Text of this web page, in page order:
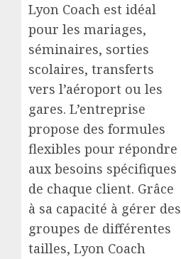
Lyon Coach est idéal
pour les mariages,
séminaires, sorties
scolaires, transferts
vers l’aéroport ou les
gares. L’entreprise
propose des formules
flexibles pour répondre
aux besoins spécifiques
de chaque client. Grâce
à sa capacité à gérer des
groupes de différentes
tailles, Lyon Coach